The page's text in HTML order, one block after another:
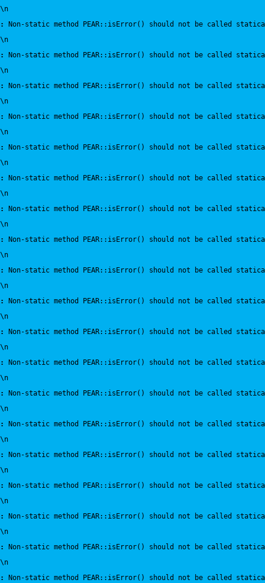
\n
:
Non-static method PEAR::isError() should not be called
\n
:
Non-static method PEAR::isError() should not be called
\n
:
Non-static method PEAR::isError() should not be called
\n
:
Non-static method PEAR::isError() should not be called
\n
:
Non-static method PEAR::isError() should not be called
\n
:
Non-static method PEAR::isError() should not be called
\n
:
Non-static method PEAR::isError() should not be called
\n
:
Non-static method PEAR::isError() should not be called
\n
:
Non-static method PEAR::isError() should not be called
\n
:
Non-static method PEAR::isError() should not be called
\n
:
Non-static method PEAR::isError() should not be called
\n
:
Non-static method PEAR::isError() should not be called
\n
:
Non-static method PEAR::isError() should not be called
\n
:
Non-static method PEAR::isError() should not be called
\n
:
Non-static method PEAR::isError() should not be called
\n
:
Non-static method PEAR::isError() should not be called
\n
:
Non-static method PEAR::isError() should not be called
\n
:
Non-static method PEAR::isError() should not be called
\n
:
Non-static method PEAR::isError() should not be called